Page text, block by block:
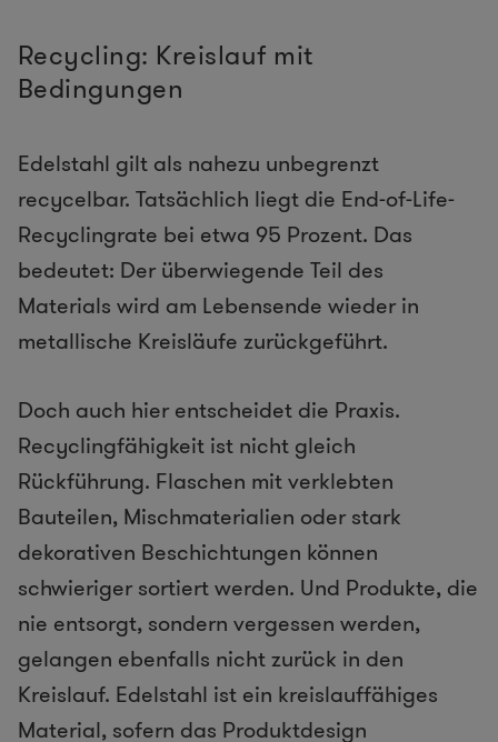
Recycling: Kreislauf mit
Bedingungen
Edelstahl gilt als nahezu unbegrenzt
recycelbar. Tatsächlich liegt die End-of-Life-
Recyclingrate bei etwa 95 Prozent. Das
bedeutet: Der überwiegende Teil des
Materials wird am Lebensende wieder in
metallische Kreisläufe zurückgeführt.
Doch auch hier entscheidet die Praxis.
Recyclingfähigkeit ist nicht gleich
Rückführung. Flaschen mit verklebten
Bauteilen, Mischmaterialien oder stark
dekorativen Beschichtungen können
schwieriger sortiert werden. Und Produkte, die
nie entsorgt, sondern vergessen werden,
gelangen ebenfalls nicht zurück in den
Kreislauf. Edelstahl ist ein kreislauffähiges
Material, sofern das Produktdesign